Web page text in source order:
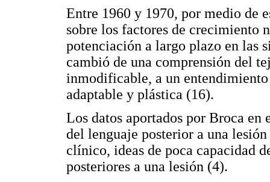
Entre 1960 y 1970, por medio de
sobre los factores de crecimiento
potenciación a largo plazo en las
cambió de una comprensión del
inmodificable, a un
adaptable y plástica (16).
Los datos aportados por Broca
del lenguaje posterior a una
clínico, ideas de poca capacidad
posteriores a una lesión (4).